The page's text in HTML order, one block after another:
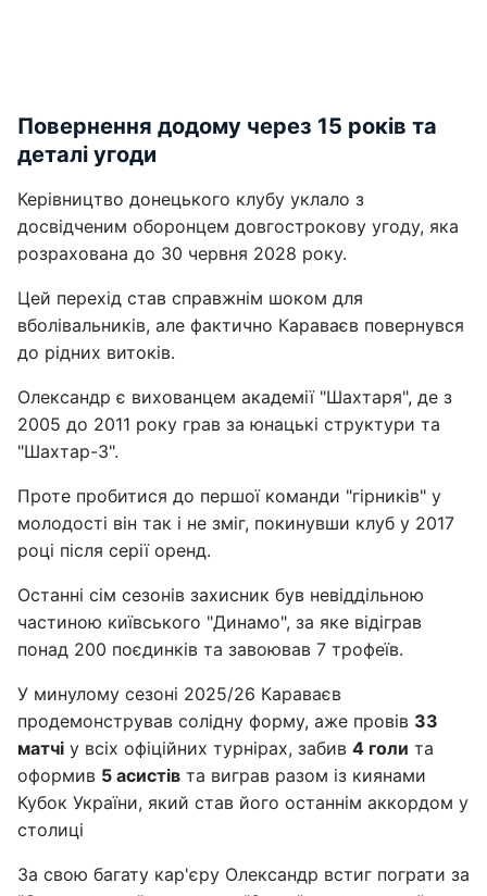
Повернення додому через 15 років та
деталі угоди
Керівництво донецького клубу уклало з
досвідченим оборонцем довгострокову угоду, яка
розрахована до 30 червня 2028 року.
Цей перехід став справжнім шоком для
вболівальників, але фактично Караваєв повернувся
до рідних витоків.
Олександр є вихованцем академії "Шахтаря", де з
2005 до 2011 року грав за юнацькі структури та
"Шахтар-3".
Проте пробитися до першої команди "гірників" у
молодості він так і не зміг, покинувши клуб у 2017
році після серії оренд.
Останні сім сезонів захисник був невіддільною
частиною київського "Динамо", за яке відіграв
понад 200 поєдинків та завоював 7 трофеїв.
У минулому сезоні 2025/26 Караваєв
продемонстрував солідну форму, аже провів 33
матчі у всіх офіційних турнірах, забив 4 голи та
оформив 5 асистів та виграв разом із киянами
Кубок України, який став його останнім аккордом у
столиці
За свою багату кар'єру Олександр встиг пограти за